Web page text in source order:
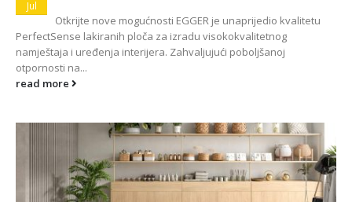
Jul
Otkrijte nove mogućnosti EGGER je unaprijedio kvalitetu
PerfectSense lakiranih ploča za izradu visokokvalitetnog
namještaja i uređenja interijera. Zahvaljujući poboljšanoj
otpornosti na...
read more